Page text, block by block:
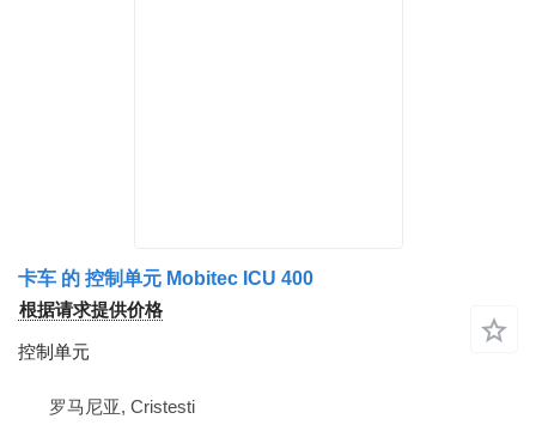
卡车 的 控制单元 Mobitec ICU 400
根据请求提供价格
控制单元
罗马尼亚, Cristesti